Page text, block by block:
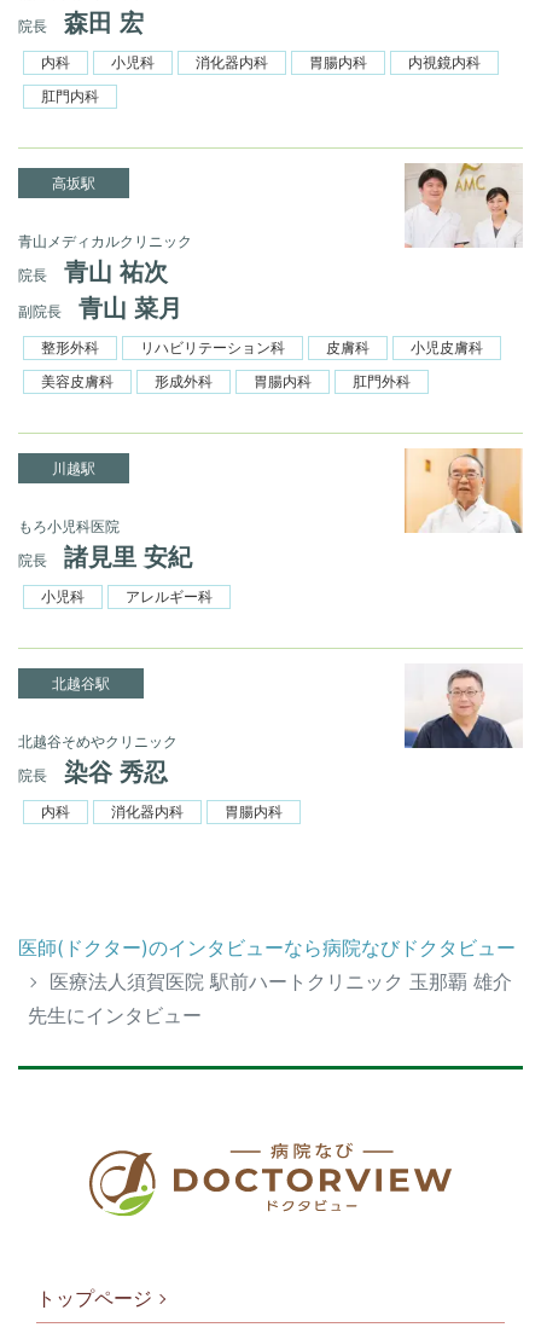
院長
森田 宏
内科 小児科 消化器内科 胃腸内科
内視鏡内科
肛門内科
高坂駅
青山メディカルクリニック
院長
青山 祐次
副院長 青山 菜月
整形外科 リハビリテーション科 皮膚科
小児皮膚科
美容皮膚科
形成外科 胃腸内科 肛門外科
川越駅
もろ小児科医院
院長
諸見里 安紀
小児科 アレルギー科
北越谷駅
北越谷そめやクリニック
院長
染谷 秀忍
内科 消化器内科 胃腸内科
医師(ドクター)のインタビューなら病院なびドクタビュー
医療法人須賀医院 駅前ハートクリニック 玉那覇 雄介
先生にインタビュー
トップページ